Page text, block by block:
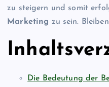
zu steigern und somit
Marketing zu sein.
Die Bedeutung der